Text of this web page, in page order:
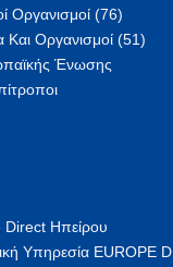
Οργανισμοί (76)
Οργανισμοί (51)
Ένωσης
Direct Ηπείρου
Υπηρεσία EUROPE